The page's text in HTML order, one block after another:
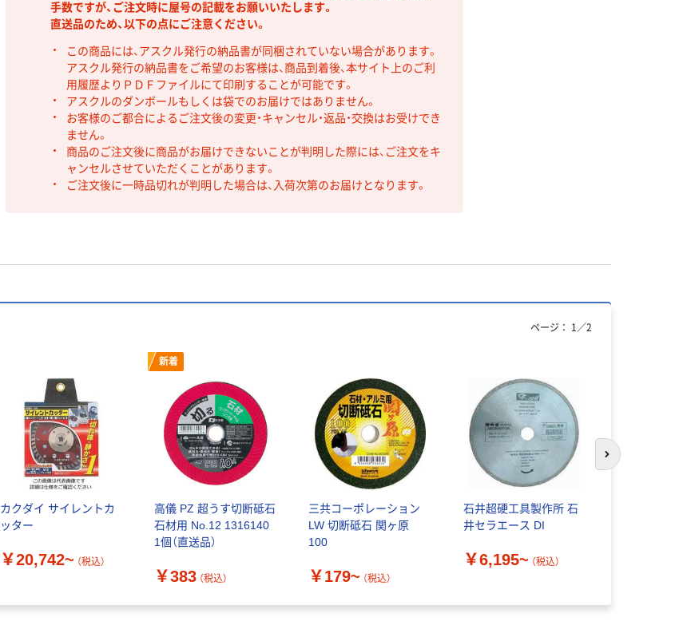
手数ですが、ご注文時に屋号の記載をお願いいたします。
直送品のため、以下の点にご注意ください。
この商品には、アスクル発行の納品書が同梱されていない場合があります。
アスクル発行の納品書をご希望のお客様は、商品到着後、本サイト上のご利
用履歴よりＰＤＦファイルにて印刷することが可能です。
アスクルのダンボールもしくは袋でのお届けではありません。
お客様のご都合によるご注文後の変更・キャンセル・返品・交換はお受けでき
ません。
商品のご注文後に商品がお届けできないことが判明した際には、ご注文をキ
ャンセルさせていただくことがあります。
ご注文後に一時品切れが判明した場合は、入荷次第のお届けとなります。
カクダイ サイレントカ
ッター
￥20,742~ （税込）
新着
高儀 PZ 超うす切断砥石
石材用 No.12 1316140
1個（直送品）
￥383 （税込）
三共コーポレーション
LW 切断砥石 関ヶ原
100
￥179~ （税込）
石井超硬工具製作所 石
井セラエース DI
￥6,195~ （税込）
ページ： 1 ／2
次のスライド